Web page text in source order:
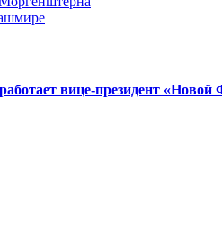
вице-президент